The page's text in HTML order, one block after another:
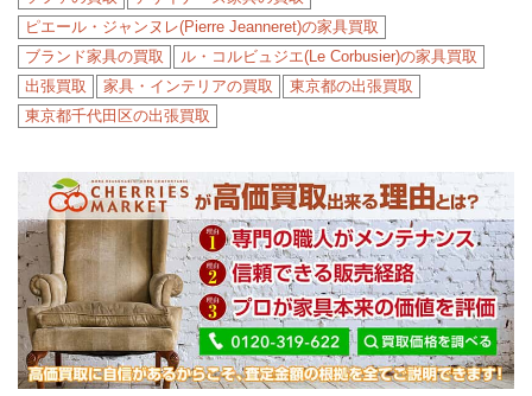
ピエール・ジャンヌレ(Pierre Jeanneret)の家具買取
ブランド家具の買取
ル・コルビュジエ(Le Corbusier)の家具買取
出張買取
家具・インテリアの買取
東京都の出張買取
東京都千代田区の出張買取